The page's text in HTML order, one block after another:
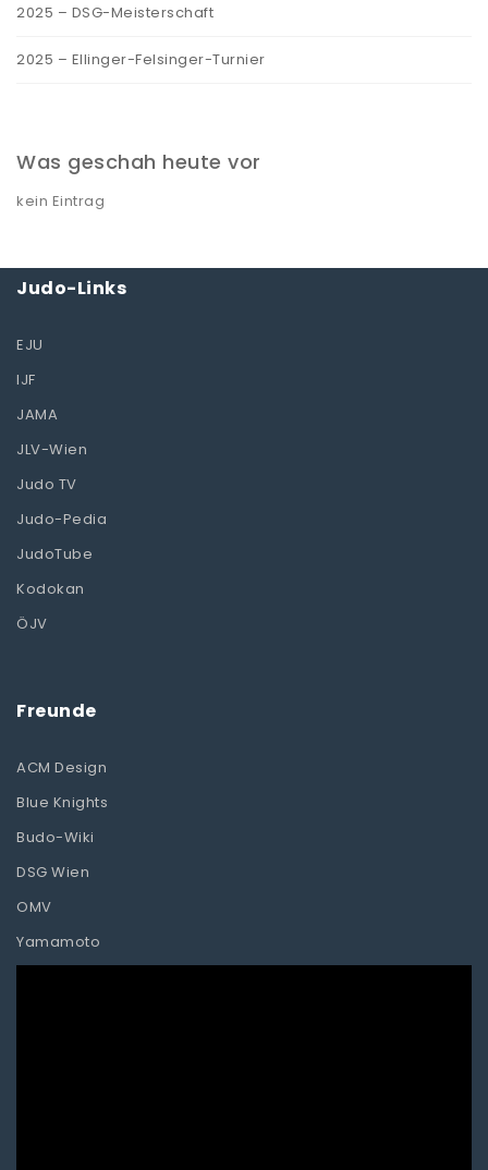
2025 – DSG-Meisterschaft
2025 – Ellinger-Felsinger-Turnier
Was geschah heute vor
kein Eintrag
Judo-Links
EJU
IJF
JAMA
JLV-Wien
Judo TV
Judo-Pedia
JudoTube
Kodokan
ÖJV
Freunde
ACM Design
Blue Knights
Budo-Wiki
DSG Wien
OMV
Yamamoto